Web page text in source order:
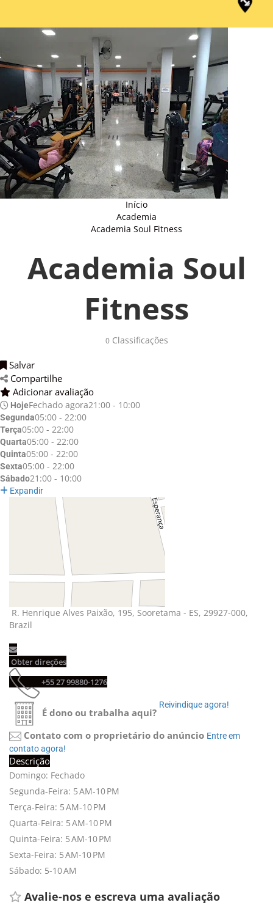
Início
Academia
Academia Soul Fitness
Academia Soul
Fitness
0Classificações
Salvar
Compartilhe
Adicionar avaliação
HojeFechado agora21:00 - 10:00
Segunda05:00 - 22:00
Terça05:00 - 22:00
Quarta05:00 - 22:00
Quinta05:00 - 22:00
Sexta05:00 - 22:00
Sábado21:00 - 10:00
Expandir
R. Henrique Alves Paixão, 195, Sooretama - ES, 29927-000,
Brazil
Obter direções
+55 27 99880-1276
É dono ou trabalha aqui?
Reivindique agora!
Contato com o proprietário do anúncio Entre em
contato agora!
Descrição
Domingo: Fechado
Segunda-Feira: 5 AM-10 PM
Terça-Feira: 5 AM-10 PM
Quarta-Feira: 5 AM-10 PM
Quinta-Feira: 5 AM-10 PM
Sexta-Feira: 5 AM-10 PM
Sábado: 5-10 AM
Avalie-nos e escreva uma avaliação